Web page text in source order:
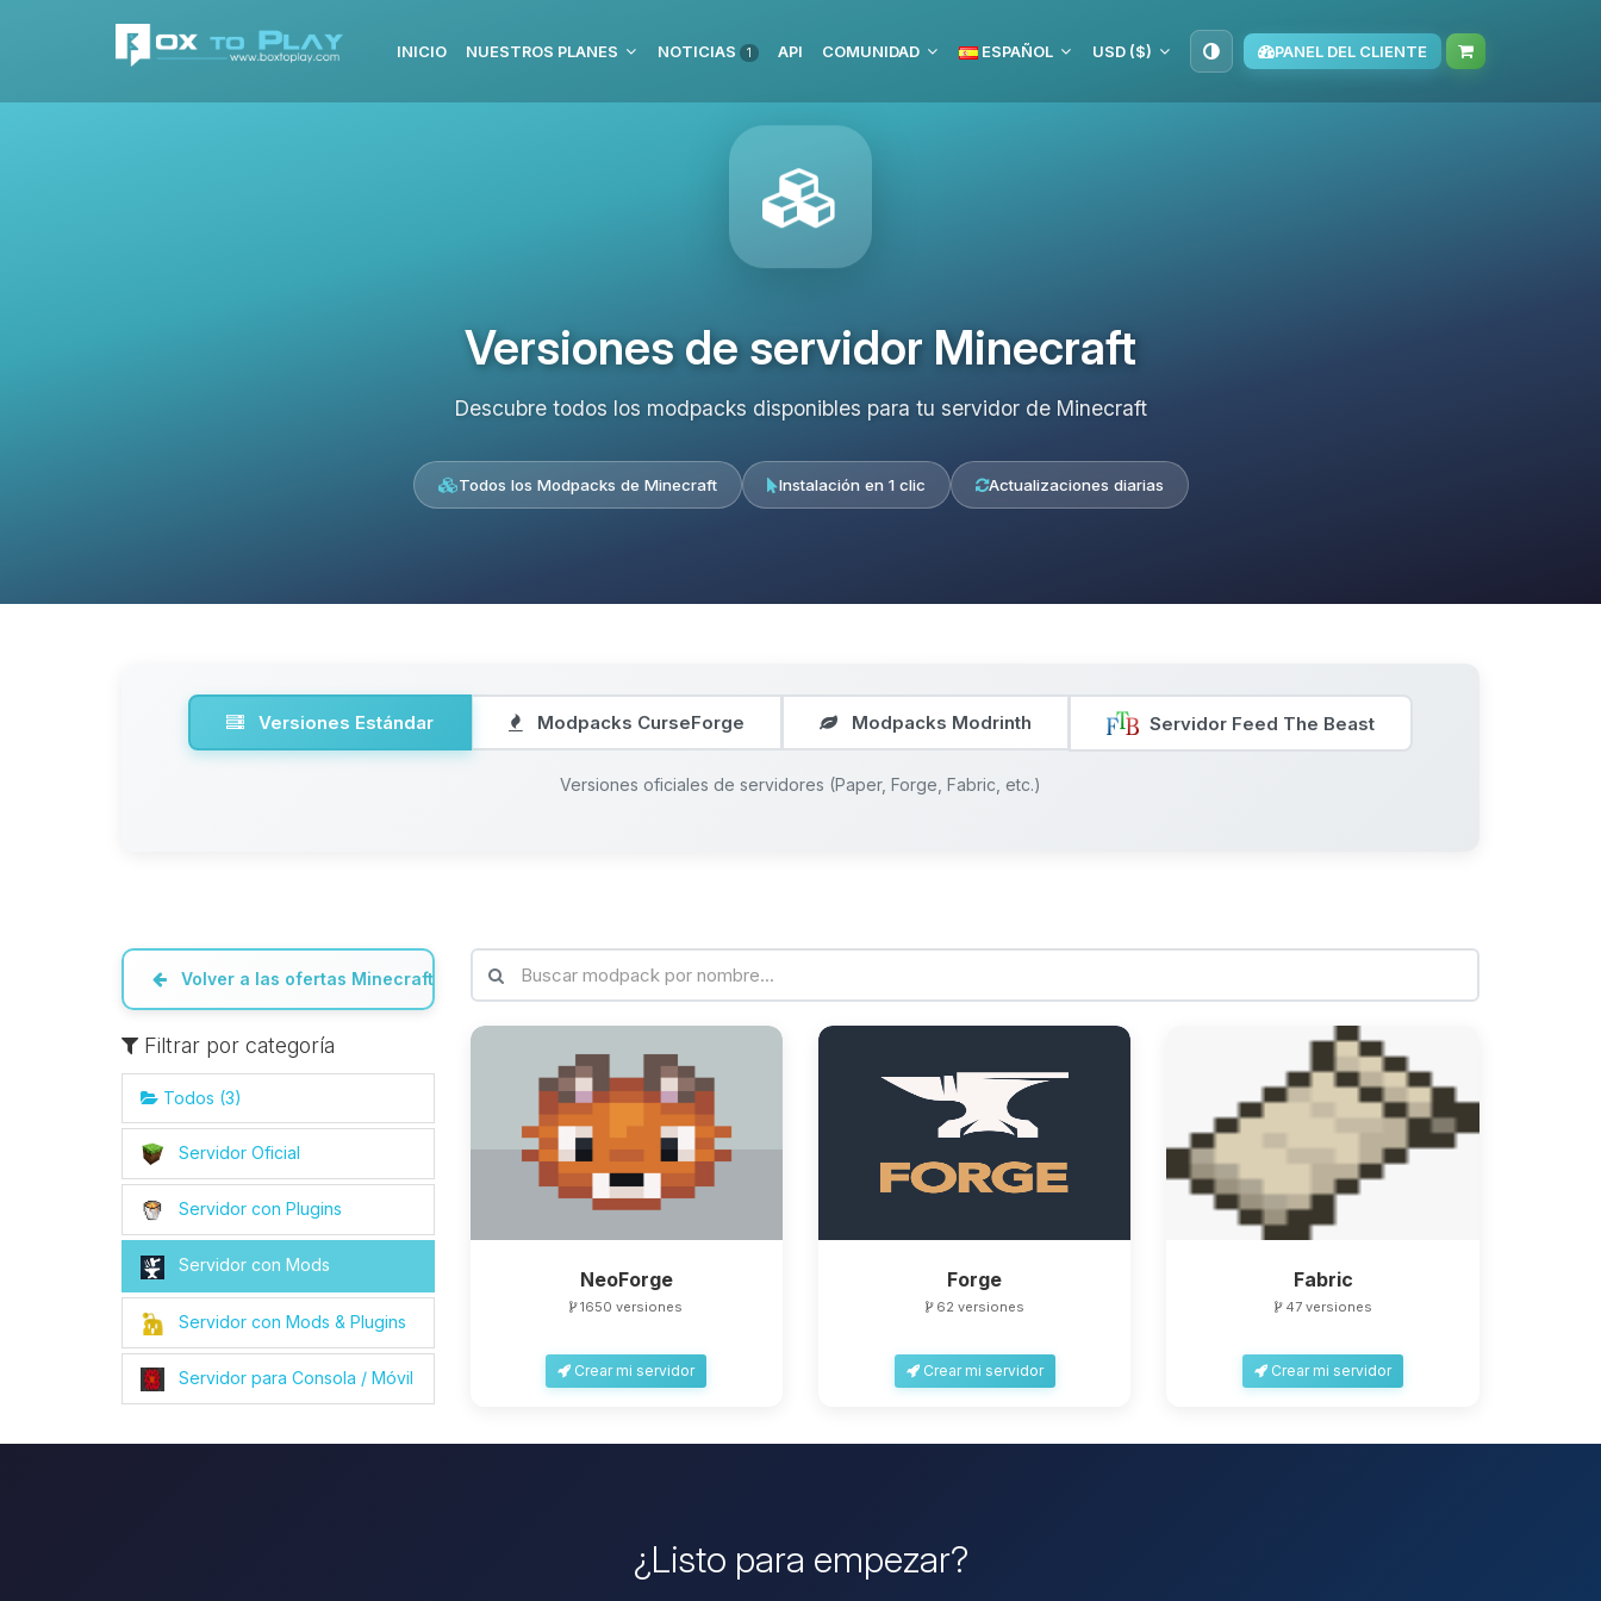
INICIO NUESTROS PLANES NOTICIAS 1 API COMUNIDAD ESPAÑOL USD ($) PANEL DEL CLIENTE
Versiones de servidor Minecraft
Descubre todos los modpacks disponibles para tu servidor de Minecraft
Todos los Modpacks de Minecraft Instalación en 1 clic Actualizaciones diarias
Versiones Estándar Modpacks CurseForge Modpacks Modrinth Servidor Feed The Beast
Versiones oficiales de servidores (Paper, Forge, Fabric, etc.)
Volver a las ofertas Minecraft
Filtrar por categoría
Todos (3)
Servidor Oficial
Servidor con Plugins
Servidor con Mods
Servidor con Mods & Plugins
Servidor para Consola / Móvil
NeoForge
1650 versiones
Crear mi servidor
Forge
62 versiones
Crear mi servidor
Fabric
47 versiones
Crear mi servidor
¿Listo para empezar?